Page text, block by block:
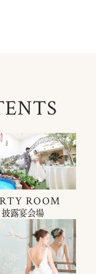
ROOM
披露宴会場